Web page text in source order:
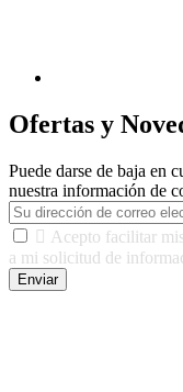
Ofertas y
Puede darse de baja en
nuestra información de
 Acepto facilitar
a mi solicitud de
Enviar